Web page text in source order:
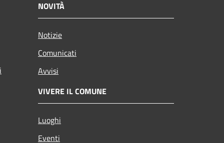
NOVITÀ
Notizie
Comunicati
Avvisi
VIVERE IL COMUNE
Luoghi
Eventi